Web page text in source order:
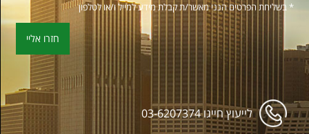
* בשליחת הפרטים הנני מאשר/ת קבלת מידע למייל ו/או לטלפון
לייעוץ חייגו 03-6207374